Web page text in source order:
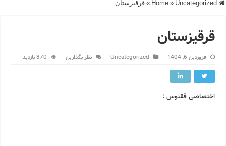
» Uncategorized
» قرقیزستان
قرقیزستان
فروردین 6, 1404 Uncategorized نظر بگذارین 370 بازدید
اختصاصی ققنوس :